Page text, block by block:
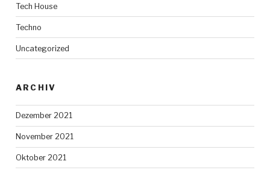
Tech House
Techno
Uncategorized
ARCHIV
Dezember 2021
November 2021
Oktober 2021